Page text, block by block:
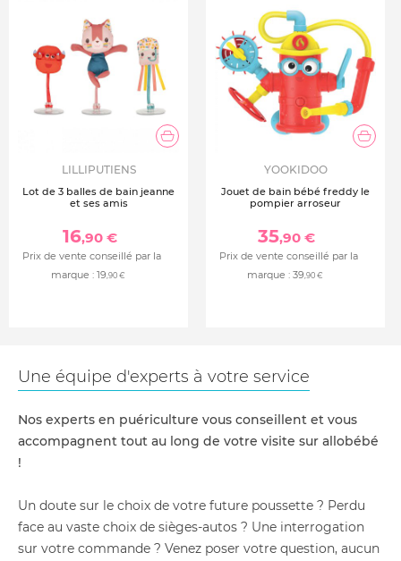
LILLIPUTIENS
Lot de 3 balles de bain jeanne
et ses amis
16,90 €
Prix de vente conseillé par la
marque : 19,90 €
YOOKIDOO
Jouet de bain bébé freddy le
pompier arroseur
35,90 €
Prix de vente conseillé par la
marque : 39,90 €
Une équipe d'experts à votre service
Nos experts en puériculture vous conseillent et vous
accompagnent tout au long de votre visite sur allobébé
!
Un doute sur le choix de votre future poussette ? Perdu
face au vaste choix de sièges-autos ? Une interrogation
sur votre commande ? Venez poser votre question, aucun